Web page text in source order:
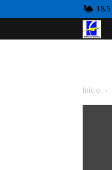
18.5
Início